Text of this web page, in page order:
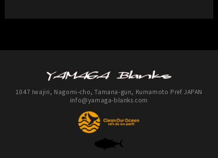
1047 Iwajiri, Nagomi-cho, Tamana-gun, Kumamoto Pref JAPAN
info@yamaga-blanks.com